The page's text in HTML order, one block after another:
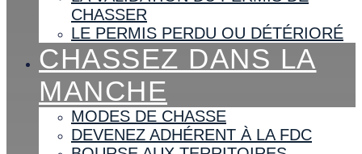
CHASSER
LE PERMIS PERDU OU DÉTÉRIORÉ
CHASSEZ DANS LA
MANCHE
MODES DE CHASSE
DEVENEZ ADHÉRENT À LA FDC